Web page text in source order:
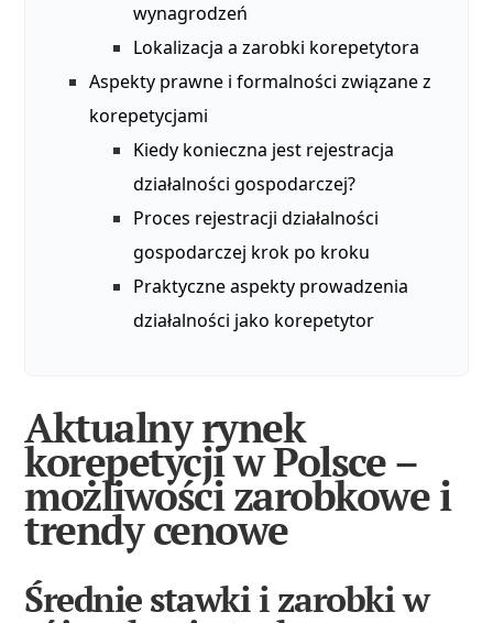
wynagrodzeń
Lokalizacja a zarobki korepetytora
Aspekty prawne i formalności związane z
korepetycjami
Kiedy konieczna jest rejestracja
działalności gospodarczej?
Proces rejestracji działalności
gospodarczej krok po kroku
Praktyczne aspekty prowadzenia
działalności jako korepetytor
Aktualny rynek
korepetycji w Polsce –
możliwości zarobkowe i
trendy cenowe
Średnie stawki i zarobki w